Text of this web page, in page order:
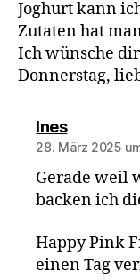
Joghurt kann
Zutaten hat
Ich wünsche
Donnerstag,
Inessagt:
28. März 2025
Gerade weil
backen ich
Happy Pink
einen Tag